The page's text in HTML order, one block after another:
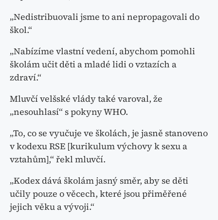
„Nedistribuovali jsme to ani nepropagovali do
škol.“
„Nabízíme vlastní vedení, abychom pomohli
školám učit děti a mladé lidi o vztazích a
zdraví.“
Mluvčí velšské vlády také varoval, že
„nesouhlasí“ s pokyny WHO.
„To, co se vyučuje ve školách, je jasně stanoveno
v kodexu RSE [kurikulum výchovy k sexu a
vztahům],“ řekl mluvčí.
„Kodex dává školám jasný směr, aby se děti
učily pouze o věcech, které jsou přiměřené
jejich věku a vývoji.“